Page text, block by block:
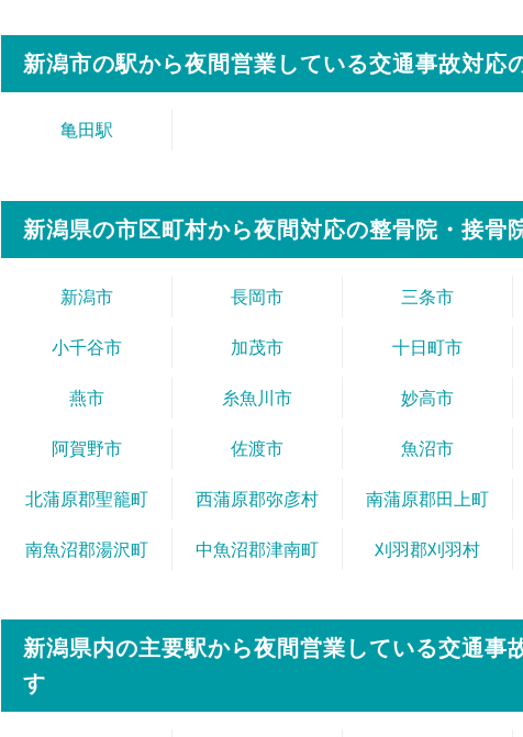
新潟市の駅から夜間営業している交通事故対応
亀田駅
新潟県の市区町村から夜間対応の整骨院・接骨
新潟市 長岡市 三条市
小千谷市 加茂市 十日町市
燕市 糸魚川市 妙高市
阿賀野市 佐渡市 魚沼市
北蒲原郡聖籠町 西蒲原郡弥彦村 南蒲原郡田上町
南魚沼郡湯沢町 中魚沼郡津南町 刈羽郡刈羽村
新潟県内の主要駅から夜間営業している交通事
す